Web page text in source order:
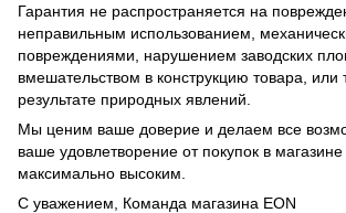
Гарантия не распространяется на
неправильным использованием,
повреждениями, нарушением заводских
вмешательством в конструкцию товара, или
результате природных явлений.
Мы ценим ваше доверие и делаем все
ваше удовлетворение от покупок в
максимально высоким.
С уважением, Команда магазина EON